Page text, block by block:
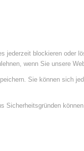
jederzeit blockieren oder
wenn Sie unsere
Sie können sich
Sicherheitsgründen